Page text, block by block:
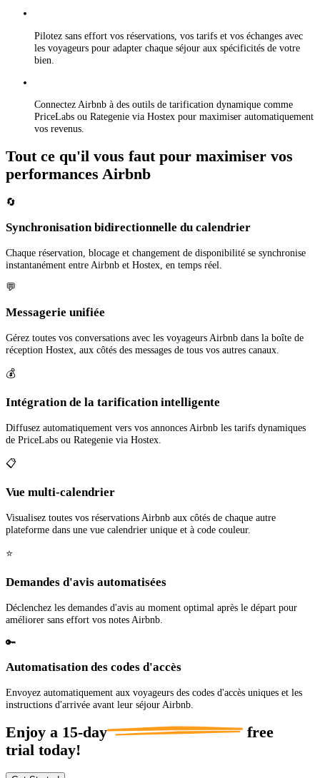
Pilotez sans effort vos réservations, vos tarifs et vos échanges avec
les voyageurs pour adapter chaque séjour aux spécificités de votre
bien.
Connectez Airbnb à des outils de tarification dynamique comme
PriceLabs ou Rategenie via Hostex pour maximiser automatiquement
vos revenus.
Tout ce qu'il vous faut pour maximiser vos
performances Airbnb
🔄
Synchronisation bidirectionnelle du calendrier
Chaque réservation, blocage et changement de disponibilité se synchronise
instantanément entre Airbnb et Hostex, en temps réel.
💬
Messagerie unifiée
Gérez toutes vos conversations avec les voyageurs Airbnb dans la boîte de
réception Hostex, aux côtés des messages de tous vos autres canaux.
💰
Intégration de la tarification intelligente
Diffusez automatiquement vers vos annonces Airbnb les tarifs dynamiques
de PriceLabs ou Rategenie via Hostex.
📋
Vue multi-calendrier
Visualisez toutes vos réservations Airbnb aux côtés de chaque autre
plateforme dans une vue calendrier unique et à code couleur.
⭐
Demandes d'avis automatisées
Déclenchez les demandes d'avis au moment optimal après le départ pour
améliorer sans effort vos notes Airbnb.
🔑
Automatisation des codes d'accès
Envoyez automatiquement aux voyageurs des codes d'accès uniques et les
instructions d'arrivée avant leur séjour Airbnb.
Enjoy a 15-day
free
trial today!